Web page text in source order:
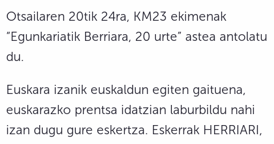
Otsailaren 20tik 24ra, KM23 ekimenak
“Egunkariatik Berriara, 20 urte” astea antolatu
du.
Euskara izanik euskaldun egiten gaituena,
euskarazko prentsa idatzian laburbildu nahi
izan dugu gure eskertza. Eskerrak HERRIARI,